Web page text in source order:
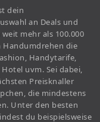
dein
an Deals und
mehr als 100.000
Handumdrehen die
Handytarife,
uvm. Sei dabei,
Preisknaller
die mindestens
Unter den besten
du beispielsweise